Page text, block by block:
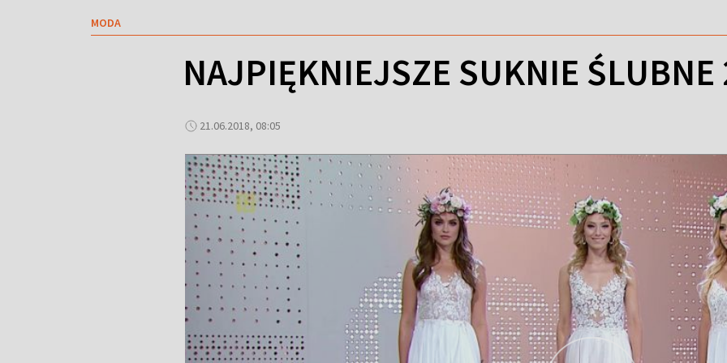
MODA
NAJPIĘKNIEJSZE SUKNIE ŚLUBNE
21.06.2018, 08:05